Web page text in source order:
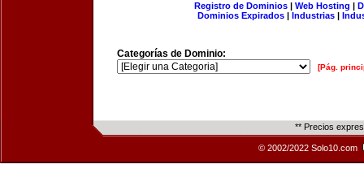
Registro de Dominios| Web Hosting |
Dominios Expirados | Industrias |
Categorías de Dominio:
[Pág.
** Precios
© 2002/2022 Solo10.com